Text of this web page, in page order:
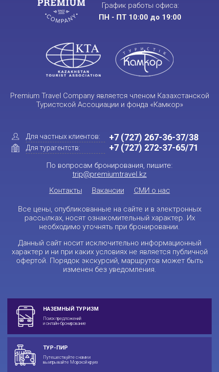
График работы офиса:
ПН - ПТ 10:00 до 19:00
Premium Travel Company является членом Казахстанской
Туристской Ассоциации и фонда «Камкор»
Для частных клиентов:
Для турагентств:
+7 (727) 267-36-37/38
+7 (727) 272-37-65/71
По вопросам бронирования, пишите:
trip@premiumtravel.kz
Контакты
Вакансии СМИ о нас
Все цены, опубликованные на сайте и в электронных
рассылках, носят ознакомительный характер. Их
необходимо уточнять при бронировании.
Данный сайт носит исключительно информационный
характер и ни при каких условиях не является публичной
офертой. Порядок экскурсий, маршрутов может быть
изменен без уведомления.
НАЗЕМНЫЙ ТУРИЗМ
Поиск предложений
и онлайн-бронирование
ТУР-ПИР
Путешествуйте с нами и
выигрывайте Морской круиз